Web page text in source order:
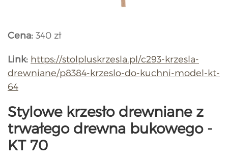
Cena: 340 zł
Link: https://stolpluskrzesla.pl/c293-krzesla-
drewniane/p8384-krzeslo-do-kuchni-model-kt-
64
Stylowe krzesło drewniane z
trwałego drewna bukowego -
KT 70